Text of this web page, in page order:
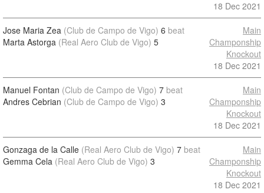
18 Dec 2021
Jose Maria Zea (Club de Campo de Vigo) 6 beat
Marta Astorga (Real Aero Club de Vigo) 5
Main
Champonship
Knockout
18 Dec 2021
Manuel Fontan (Club de Campo de Vigo) 7 beat
Andres Cebrian (Club de Campo de Vigo) 3
Main
Champonship
Knockout
18 Dec 2021
Gonzaga de la Calle (Real Aero Club de Vigo) 7 beat
Gemma Cela (Real Aero Club de Vigo) 3
Main
Champonship
Knockout
18 Dec 2021